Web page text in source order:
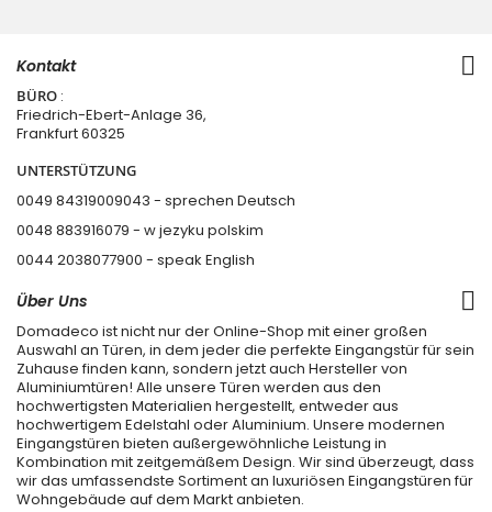
Kontakt
BÜRO :
Friedrich-Ebert-Anlage 36,
Frankfurt 60325
UNTERSTÜTZUNG
0049 84319009043 - sprechen Deutsch
0048 883916079 - w jezyku polskim
0044 2038077900 - speak English
Über Uns
Domadeco ist nicht nur der Online-Shop mit einer großen
Auswahl an Türen, in dem jeder die perfekte Eingangstür für sein
Zuhause finden kann, sondern jetzt auch Hersteller von
Aluminiumtüren! Alle unsere Türen werden aus den
hochwertigsten Materialien hergestellt, entweder aus
hochwertigem Edelstahl oder Aluminium. Unsere modernen
Eingangstüren bieten außergewöhnliche Leistung in
Kombination mit zeitgemäßem Design. Wir sind überzeugt, dass
wir das umfassendste Sortiment an luxuriösen Eingangstüren für
Wohngebäude auf dem Markt anbieten.